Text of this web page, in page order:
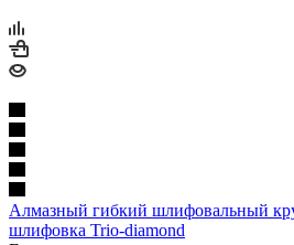
Алмазный гибкий шлифовальный
шлифовка Trio-diamond